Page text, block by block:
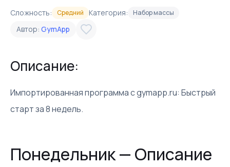
Сложность: Средний Категория: Набор массы
Автор: GymApp
Описание:
Импортированная программа с gymapp.ru: Быстрый
старт за 8 недель.
Понедельник — Описание